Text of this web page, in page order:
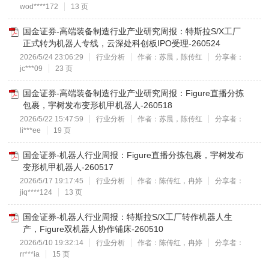
wod****172
13 页
国金证券-高端装备制造行业产业研究周报：特斯拉S/X工厂
正式转为机器人专线，云深处科创板IPO受理-260524
2026/5/24 23:06:29 行业分析 作者：苏晨，陈传红
分享者：
jc***09
23 页
国金证券-高端装备制造行业产业研究周报：Figure直播分拣
包裹，宇树发布变形机甲机器人-260518
2026/5/22 15:47:59 行业分析 作者：苏晨，陈传红
分享者：
li***ee
19 页
国金证券-机器人行业周报：Figure直播分拣包裹，宇树发布
变形机甲机器人-260517
2026/5/17 19:17:45 行业分析 作者：陈传红，冉婷
分享者：
jiq****124
13 页
国金证券-机器人行业周报：特斯拉S/X工厂转作机器人生
产，Figure双机器人协作铺床-260510
2026/5/10 19:32:14 行业分析 作者：陈传红，冉婷
分享者：
rr***ia
15 页